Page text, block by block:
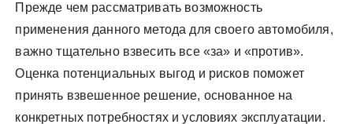
Прежде чем рассматривать возможность
применения данного метода для своего автомобиля,
важно тщательно взвесить все «за» и «против».
Оценка потенциальных выгод и рисков поможет
принять взвешенное решение, основанное на
конкретных потребностях и условиях эксплуатации.